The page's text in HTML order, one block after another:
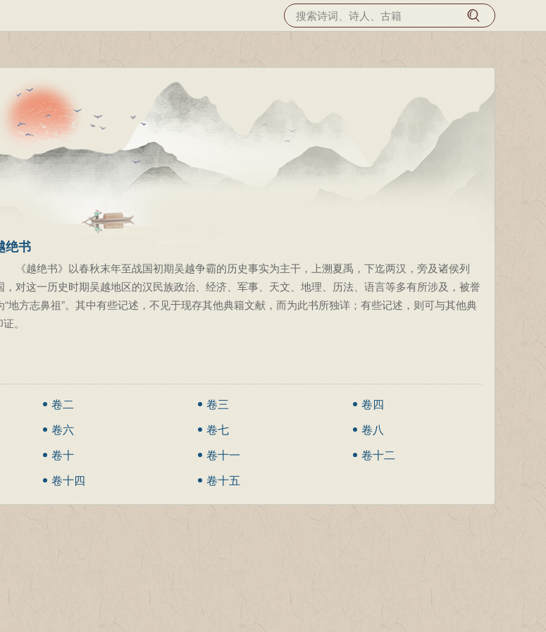
绝书
《越绝书》以春秋末年至战国初期吴越争霸的历史事实为主干，上溯夏禹，下迄两汉，旁及诸侯列
，对这一历史时期吴越地区的汉民族政治、经济、军事、天文、地理、历法、语言等多有所涉及，被誉
“地方志鼻祖”。其中有些记述，不见于现存其他典籍文献，而为此书所独详；有些记述，则可与其他典
。
卷二 卷三
卷四
卷六 卷七
卷八
卷十 卷十一
卷十二
卷十四 卷十五